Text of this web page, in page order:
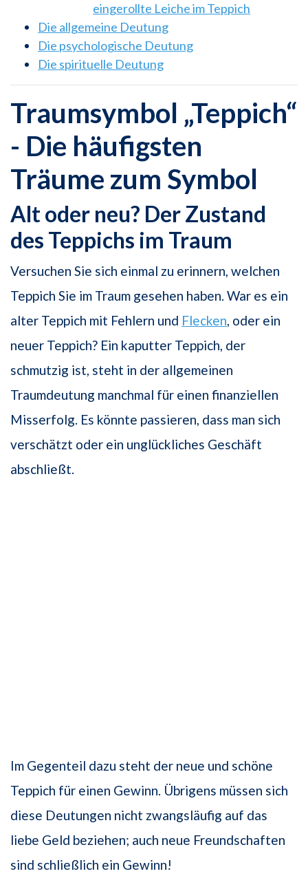
eingerollte Leiche im Teppich
Die allgemeine Deutung
Die psychologische Deutung
Die spirituelle Deutung
Traumsymbol „Teppich“
- Die häufigsten
Träume zum Symbol
Alt oder neu? Der Zustand
des Teppichs im Traum
Versuchen Sie sich einmal zu erinnern, welchen
Teppich Sie im Traum gesehen haben. War es ein
alter Teppich mit Fehlern und Flecken, oder ein
neuer Teppich? Ein kaputter Teppich, der
schmutzig ist, steht in der allgemeinen
Traumdeutung manchmal für einen finanziellen
Misserfolg. Es könnte passieren, dass man sich
verschätzt oder ein unglückliches Geschäft
abschließt.
Im Gegenteil dazu steht der neue und schöne
Teppich für einen Gewinn. Übrigens müssen sich
diese Deutungen nicht zwangsläufig auf das
liebe Geld beziehen; auch neue Freundschaften
sind schließlich ein Gewinn!